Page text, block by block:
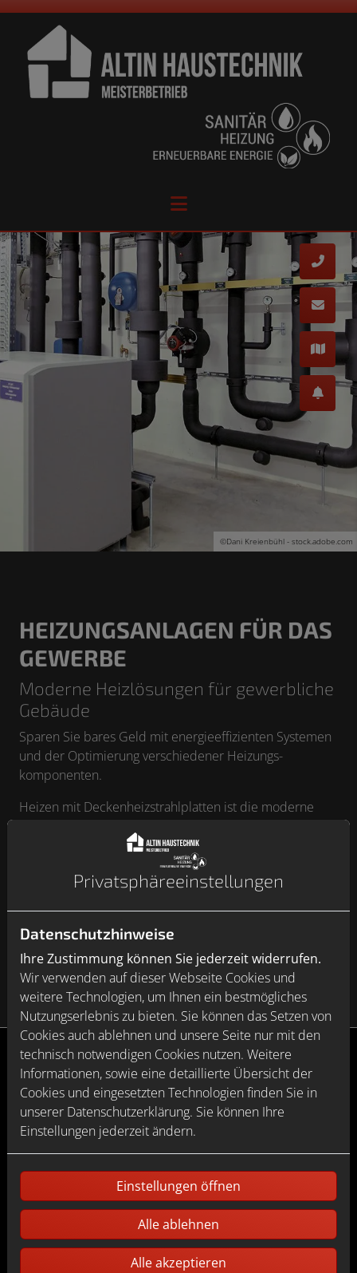
©Dani Kreienbühl - stock.adobe.com
HEIZUNGSANLAGEN FÜR DAS
GEWERBE
Moderne Heizlösungen für gewerbliche
Gebäude
Sparen Sie bares Geld mit energieeffizienten Systemen
und der Optimierung verschiedener Heizungs­
komponenten.
Heizen mit Deckenheizstrahlplatten ist die moderne
Lagerhallen, Großraumbüros und Produktionsstätten.
Wir informieren Sie über effiziente Deckenheizsysteme
Hallenheizung.Darüber hinaus finden Sie hier
deutlichen Senkung Ihrer Stromkosten führen kann.
KWK-Anlagen, BHKW, Kaskadierung:Wir erklären
Ihnen wichtige Komponenten und Systeme, die Sie bei
der Erneuerung, Modernisierung und Instandhaltung
Ihrer Heizungsanlage unbedingt kennen sollten.
Außerdem erfahren Sie hier, welche Vorteile eine
regelmäßigeHeizungswartunggerade für gewerbliche
Gebäude mit sich bringt.
Privatsphäre­einstellungen
Datenschutzhinweise
Ihre Zustimmung können Sie jederzeit widerrufen.
Wir verwenden auf dieser Webseite Cookies und
weitere Technologien, um Ihnen ein bestmögliches
Nutzungserlebnis zu bieten. Sie können das Setzen von
Cookies auch ablehnen und unsere Seite nur mit den
technisch notwendigen Cookies nutzen. Weitere
Informationen, sowie eine detaillierte Übersicht der
Cookies und eingesetzten Technologien finden Sie in
unserer Datenschutzerklärung. Sie können Ihre
Einstellungen jederzeit ändern.
Einstellungen öffnen
Alle ablehnen
Alle akzeptieren